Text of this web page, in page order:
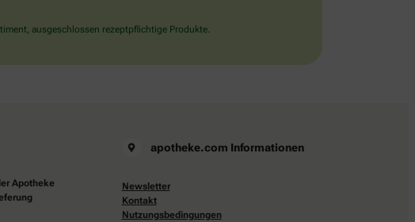
ausgeschlossen rezeptpflichtige Produkte.
Apotheke
apotheke.com Informationen
Newsletter
Kontakt
Nutzungsbedingungen